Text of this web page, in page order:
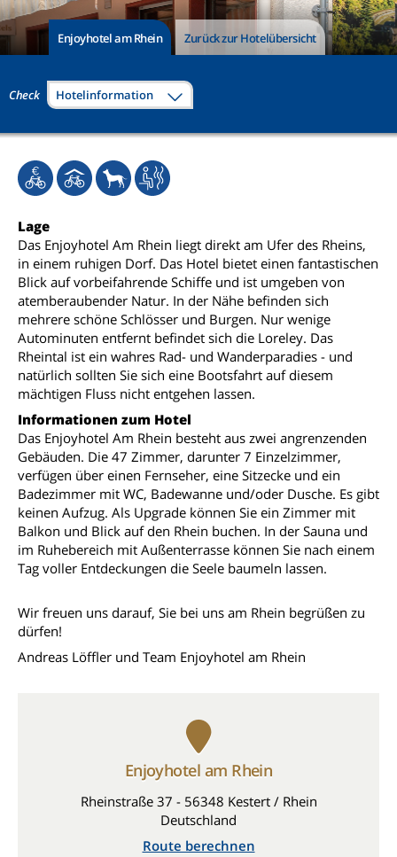
Enjoyhotel am Rhein Zurück zur Hotelübersicht
Check Hotelinformation
Lage
Das Enjoyhotel Am Rhein liegt direkt am Ufer des Rheins,
in einem ruhigen Dorf. Das Hotel bietet einen fantastischen
Blick auf vorbeifahrende Schiffe und ist umgeben von
atemberaubender Natur. In der Nähe befinden sich
mehrere schöne Schlösser und Burgen. Nur wenige
Autominuten entfernt befindet sich die Loreley. Das
Rheintal ist ein wahres Rad- und Wanderparadies - und
natürlich sollten Sie sich eine Bootsfahrt auf diesem
mächtigen Fluss nicht entgehen lassen.
Informationen zum Hotel
Das Enjoyhotel Am Rhein besteht aus zwei angrenzenden
Gebäuden. Die 47 Zimmer, darunter 7 Einzelzimmer,
verfügen über einen Fernseher, eine Sitzecke und ein
Badezimmer mit WC, Badewanne und/oder Dusche. Es gibt
keinen Aufzug. Als Upgrade können Sie ein Zimmer mit
Balkon und Blick auf den Rhein buchen. In der Sauna und
im Ruhebereich mit Außenterrasse können Sie nach einem
Tag voller Entdeckungen die Seele baumeln lassen.
Wir freuen uns darauf, Sie bei uns am Rhein begrüßen zu
dürfen!
Andreas Löffler und Team Enjoyhotel am Rhein
Enjoyhotel am Rhein
Rheinstraße 37 - 56348 Kestert / Rhein
Deutschland
Route berechnen